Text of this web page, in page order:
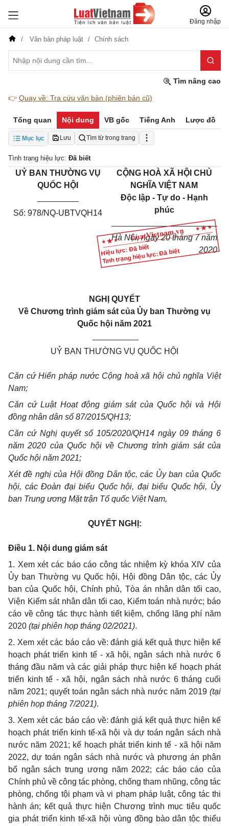
Đăng nhập
Văn bản pháp luật Chính sách
Tìm nâng cao
👉 Quay về: Tra cứu văn bản (phiên bản cũ)
Tổng quan Nội dung VB gốc Tiếng Anh Lược đồ
Mục lục Lưu Tìm từ trong trang
Tình trạng hiệu lực: Đã biết
Hiệu lực: Đã biết
Tình trạng hiệu lực: Đã biết
UỶ BAN THƯỜNG VỤ
QUỐC HỘI
Số: 978/NQ-UBTVQH14
CỘNG HOÀ XÃ HỘI CHỦ
NGHĨA VIỆT NAM
Độc lập - Tự do - Hạnh
phúc
_______________________
Hà Nội, ngày 20 tháng 7 năm
2020
NGHỊ QUYẾT
Về Chương trình giám sát của Ủy ban Thường vụ
Quốc hội năm 2021
UỶ BAN THƯỜNG VỤ QUỐC HỘI
Căn cứ Hiến pháp nước Cộng hoà xã hội chủ nghĩa Việt
Nam;
Căn cứ Luật Hoạt động giám sát của Quốc hội và Hội
đồng nhân dân số 87/2015/QH13;
Căn cứ Nghị quyết số 105/2020/QH14 ngày 09 tháng 6
năm 2020 của Quốc hội về Chương trình giám sát của
Quốc hội năm 2021;
Xét đề nghị của Hội đồng Dân tộc, các Ủy ban của Quốc
hội, các Đoàn đại biểu Quốc hội, đại biểu Quốc hội, Ủy
ban Trung ương Mặt trận Tổ quốc Việt Nam,
QUYẾT NGHỊ:
Điều 1. Nội dung giám sát
1. Xem xét các báo cáo công tác nhiệm kỳ khóa XIV của
Ủy ban Thường vụ Quốc hội, Hội đồng Dân tộc, các Ủy
ban của Quốc hội,Chính phủ, Tòa án nhân dân tối cao,
Viện Kiểm sát nhân dân tối cao, Kiểm toán nhà nước; báo
cáo về công tác thực hành tiết kiệm, chống lãng phí năm
2020 (tại phiên họp tháng 02/2021).
2. Xem xét các báo cáo về: đánh giá kết quả thực hiện kế
hoạch phát triển kinh tế - xã hội, ngân sách nhà nước 6
tháng đầu năm và các giải pháp thực hiện kế hoạch phát
triển kinh tế - xã hội, ngân sách nhà nước 6 tháng cuối
năm 2021; quyết toán ngân sách nhà nước năm 2019 (tại
phiên họp tháng 7/2021).
3. Xem xétcácbáo cáo về: đánh giá kết quả thực hiện kế
hoạch phát triển kinh tế-xã hội và dự toán ngân sách nhà
nước năm 2021; kế hoạch phát triển kinh tế - xã hội năm
2022, dự toán ngân sách nhà nước và phương án phân
bổ ngân sách trung ương năm 2022; các báo cáo của
Chính phủ về công tác phòng, chống tham nhũng, công tác
phòng, chống tội phạm và vi phạm pháp luật, công tác thi
hành án; kết quả thực hiện Chương trình mục tiêu quốc
gia phát triển kinh tế-xã hội vùng đồng bào dân tộc thiểu